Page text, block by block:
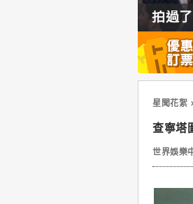
拍過
星聞花絮
查寧塔
世界娛樂